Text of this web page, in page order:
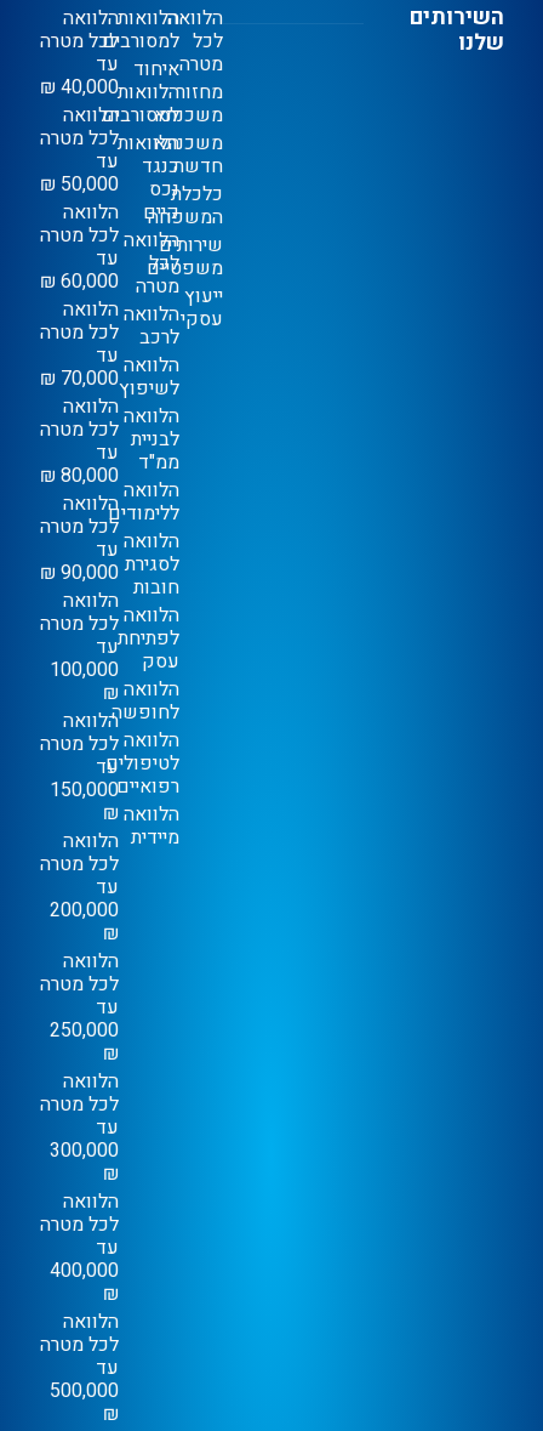
השירותים
שלנו
הלוואה
לכל
מטרה
מחזור
משכנתא
משכנתא
חדשה
כלכלת
המשפחה
שירותים
משפטיים
ייעוץ
עסקי
הלוואות
למסורבים
איחוד
הלוואות
למסורבים
הלוואות
כנגד
נכס
קיים
הלוואה
לכל
מטרה
הלוואה
לרכב
הלוואה
לשיפוץ
הלוואה
לבניית
ממ"ד
הלוואה
ללימודים
הלוואה
לסגירת
חובות
הלוואה
לפתיחת
עסק
הלוואה
לחופשה
הלוואה
לטיפולים
רפואיים
הלוואה
מיידית
הלוואה
לכל מטרה
עד
40,000 ₪
הלוואה
לכל מטרה
עד
50,000 ₪
הלוואה
לכל מטרה
עד
60,000 ₪
הלוואה
לכל מטרה
עד
70,000 ₪
הלוואה
לכל מטרה
עד
80,000 ₪
הלוואה
לכל מטרה
עד
90,000 ₪
הלוואה
לכל מטרה
עד
100,000
₪
הלוואה
לכל מטרה
עד
150,000
₪
הלוואה
לכל מטרה
עד
200,000
₪
הלוואה
לכל מטרה
עד
250,000
₪
הלוואה
לכל מטרה
עד
300,000
₪
הלוואה
לכל מטרה
עד
400,000
₪
הלוואה
לכל מטרה
עד
500,000
₪